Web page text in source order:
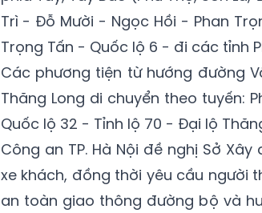
Trì - Đỗ Mười - Ngọc Hồi - Phan
Trọng Tấn - Quốc lộ 6 - đi các tỉnh
Các phương tiện từ hướng đường
Thăng Long di chuyển theo tuyến:
Quốc lộ 32 - Tỉnh lộ 70 - Đại lộ
Công an TP. Hà Nội đề nghị Sở
xe khách, đồng thời yêu cầu người
an toàn giao thông đường bộ và